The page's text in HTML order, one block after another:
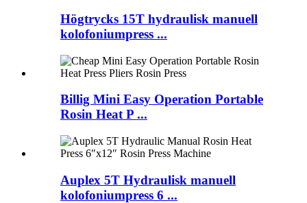
Högtrycks 15T hydraulisk manuell
kolofoniumpress ...
Billig Mini Easy Operation Portable
Rosin Heat P ...
Auplex 5T Hydraulisk manuell
kolofoniumpress 6 ...